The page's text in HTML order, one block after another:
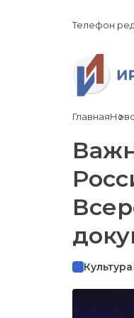
Телефон
Главная
Культура